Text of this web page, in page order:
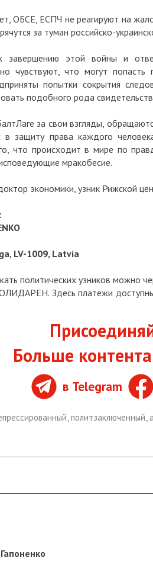
ОБСЕ, ЕСПЧ не реагируют на
за туман российско-
этой войны и
чувствуют, что могут
попытки сокрытия
подобного рода
за свои взгляды,
в защиту права каждого
что происходит в мире по
мракобесие.
экономики, узник Рижской
LV-1009, Latvia
политических узников можно
Здесь платежи
Больше
в Telegram
,политзаключенный,